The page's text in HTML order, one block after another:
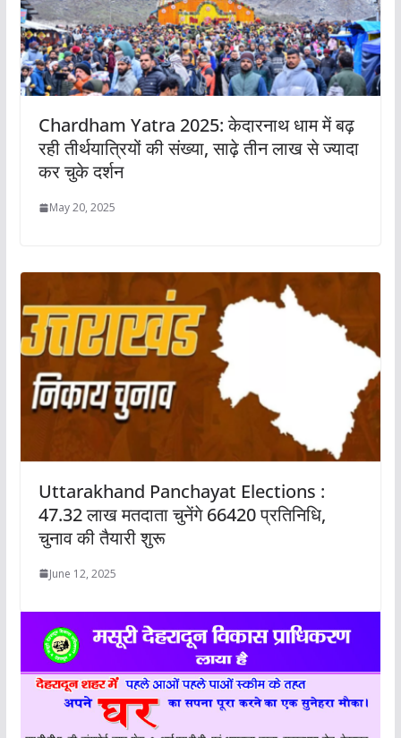
Chardham Yatra 2025: केदारनाथ धाम में बढ़
रही तीर्थयात्रियों की संख्या, साढ़े तीन लाख से ज्यादा
कर चुके दर्शन
May 20, 2025
Uttarakhand Panchayat Elections :
47.32 लाख मतदाता चुनेंगे 66420 प्रतिनिधि,
चुनाव की तैयारी शुरू
June 12, 2025